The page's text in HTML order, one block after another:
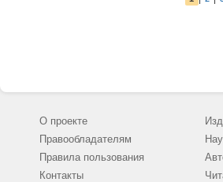
О проекте
Правообладателям
Правила пользования
Контакты